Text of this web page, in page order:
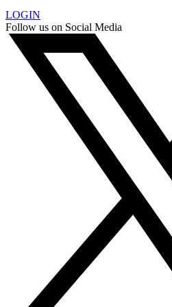
LOGIN
Follow us on Social Media